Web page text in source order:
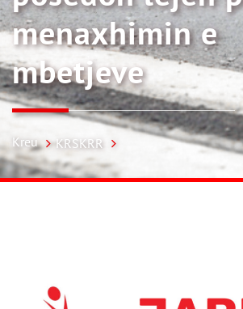
menaxhimin e
mbetjeve
Kreu KRSKRR